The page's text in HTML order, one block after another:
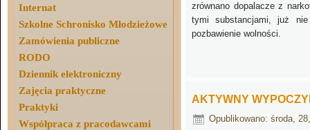
Internat
Szkolne Schronisko Młodzieżowe
Zamówienia publiczne
RODO
Dziennik elektroniczny
Zajęcia praktyczne
Praktyki
Współpraca z pracodawcami
zrównano dopalacze z
tymi substancjami, już
pozbawienie wolności.
AKTYWNY
Opublikowano: środa,